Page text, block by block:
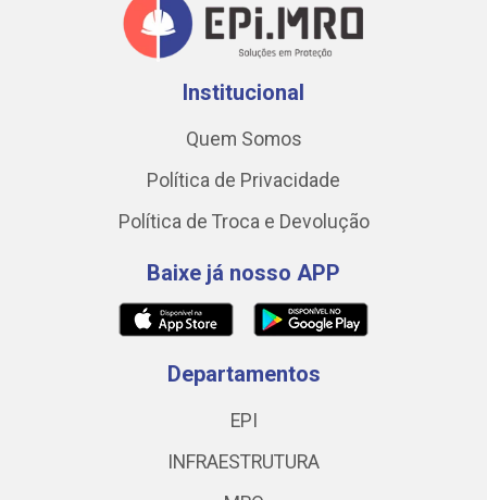
Institucional
Quem Somos
Política de Privacidade
Política de Troca e Devolução
Baixe já nosso APP
Departamentos
EPI
INFRAESTRUTURA